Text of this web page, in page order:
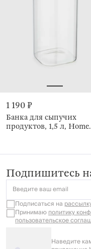
1 190 ₽
Банка для сыпучих
продуктов, 1,5 л, Home
Подпишитесь
Введите ваш email
Подписаться на
Принимаюполитику
пользовательское
Наведите